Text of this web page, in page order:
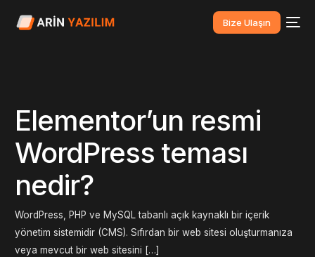
Bize Ulaşın
Elementor’un resmi
WordPress teması
nedir?
WordPress, PHP ve MySQL tabanlı açık kaynaklı bir içerik
yönetim sistemidir (CMS). Sıfırdan bir web sitesi oluşturmanıza
veya mevcut bir web sitesini […]